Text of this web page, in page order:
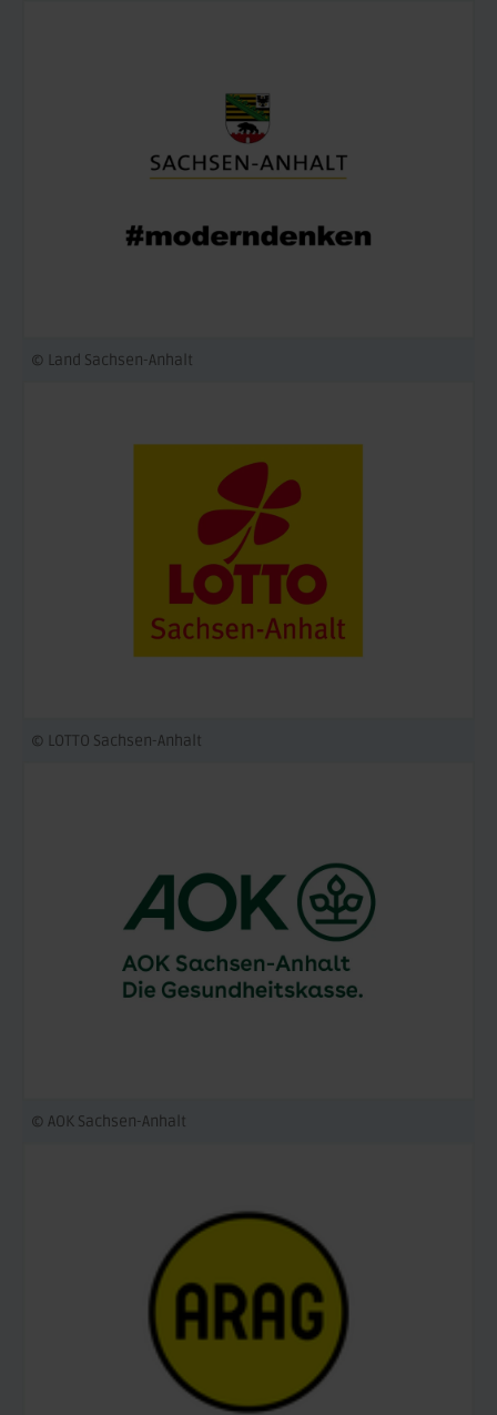
© Land Sachsen-Anhalt
© LOTTO Sachsen-Anhalt
© AOK Sachsen-Anhalt